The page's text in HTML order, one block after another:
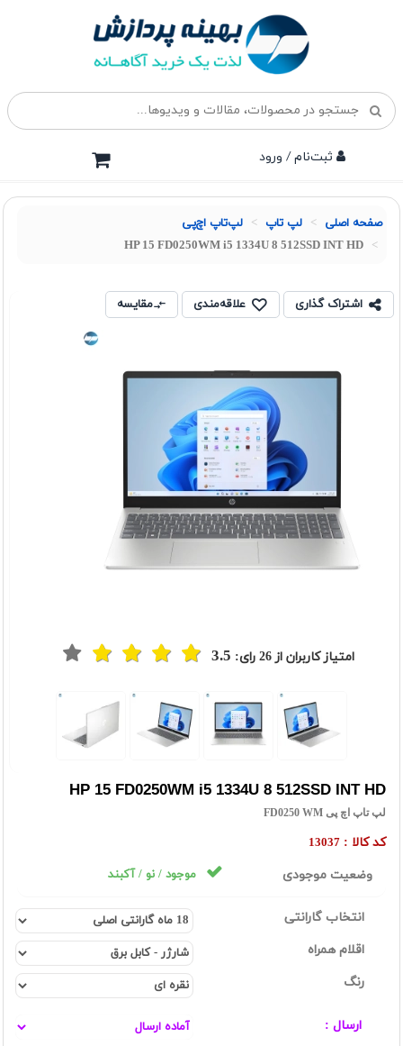
ثبت‌نام / ورود
صفحه اصلی لپ تاپ لپ‌تاپ اچ‌پی
HP 15 FD0250WM i5 1334U 8 512SSD INT HD
اشتراک گذاری علاقه‌مندی مقایسه
امتیاز کاربران از26 رای: 3.5
HP 15 FD0250WM i5 1334U 8 512SSD INT HD
لپ تاپ اچ پی FD0250 WM
کد کالا : 13037
وضعیت موجودی موجود / نو / آکبند
انتخاب گارانتی
اقلام همراه
رنگ
ارسال :